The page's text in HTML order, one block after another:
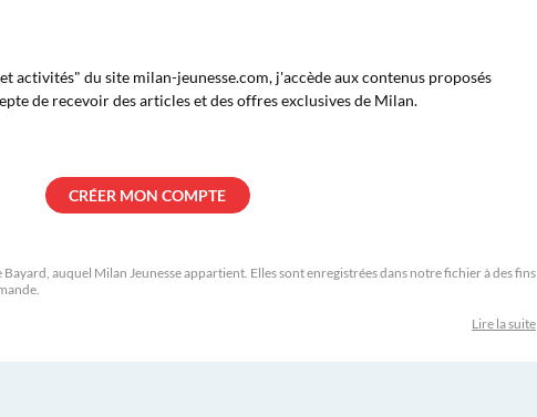
activités" du site milan-jeunesse.com, j'accède aux contenus proposés
de recevoir des articles et des offres exclusives de Milan.
auquel Milan Jeunesse appartient. Elles sont enregistrées dans notre fichier à des fins
Lire la suite